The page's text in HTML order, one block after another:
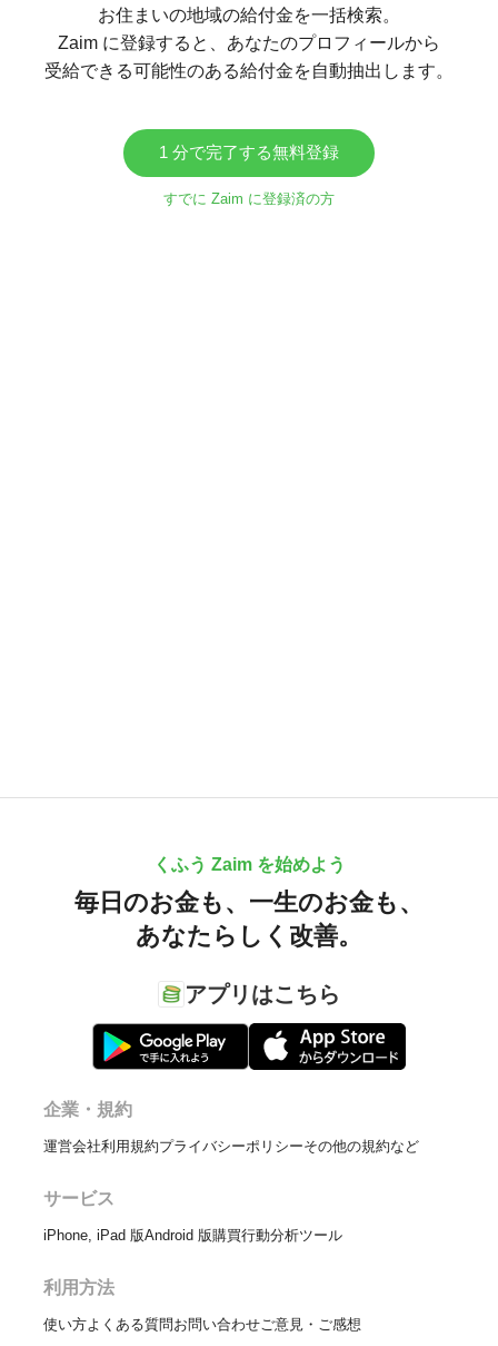
お住まいの地域の給付金を一括検索。
Zaim に登録すると、あなたのプロフィールから
受給できる可能性のある給付金を自動抽出します。
1 分で完了する無料登録
すでに Zaim に登録済の方
くふう Zaim を始めよう
毎日のお金も、 一生のお金も、
あなたらしく改善。
アプリはこちら
企業・規約
運営会社利用規約プライバシーポリシーその他の規約など
サービス
iPhone, iPad 版Android 版購買行動分析ツール
利用方法
使い方よくある質問お問い合わせ ご意見・ご感想